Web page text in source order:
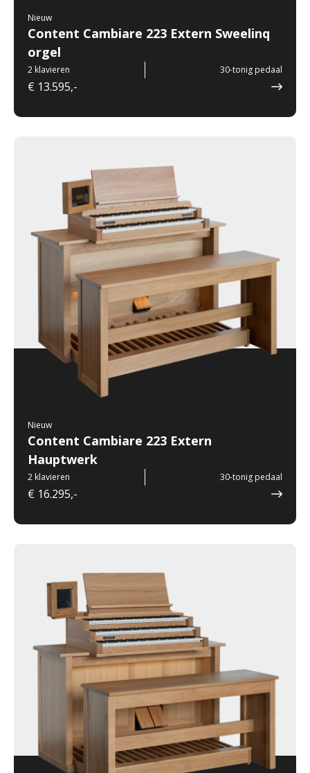
Nieuw
Content Cambiare 223 Extern Sweelinq
orgel
2 klavieren 30-tonig pedaal
€ 13.595,-
Nieuw
Content Cambiare 223 Extern
Hauptwerk
2 klavieren 30-tonig pedaal
€ 16.295,-